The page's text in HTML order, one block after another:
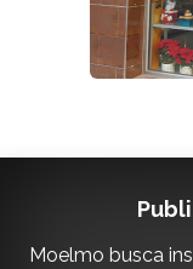
Moelmo busca